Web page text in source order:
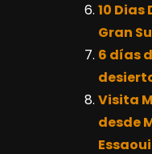
10 Dias
Gran
6 días
Visita
desde